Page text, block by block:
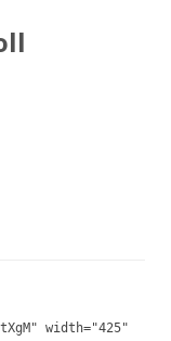
width="425"